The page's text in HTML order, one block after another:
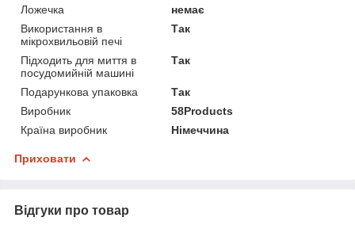
Ложечка
немає
Використання в
мікрохвильовій печі
Так
Підходить для миття в
посудомийній машині
Так
Подарункова упаковка
Так
Виробник
58Products
Країна виробник
Німеччина
Приховати
Відгуки про товар